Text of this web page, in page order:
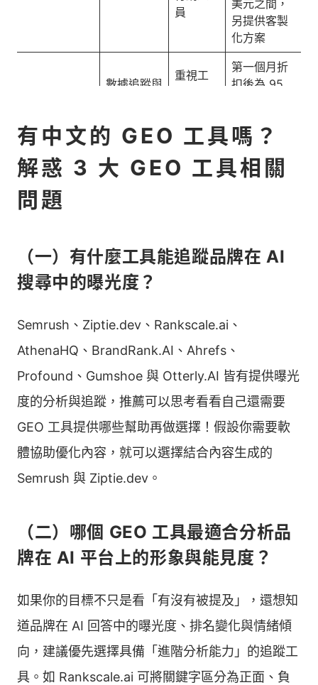
員
美元之間，
另提供客製
化方案
數據追蹤與
重視工
人員
第一個月折
扣後為 95
案
需能深
員
可免費試
用，付費版
1,499 美元
之間
BrandRank.AI
曝光度與聲
譽
的行銷
人員
諮詢
Ahrefs
提供中文市
場 SERP
研究、可開
啟
Mentions
Alerts 接
受通知
需要軟
體提供
中文的
行銷人
員
可免費試
用，付費版
依方案不同
定價為每月
129 至 449
Profound
數據追蹤、
追蹤 AI 搜
希望知
道群眾
需求與
品牌方
用，付費版
依方案不同
定價分為每
399 美元，
另有客製化
方案
模擬使用者
境假設
提供 3 次免
費版報告，
有中文的 GEO 工具嗎？
解惑 3 大 GEO 工具相關
問題
（一）有什麼工具能追蹤品牌在 AI
搜尋中的曝光度？
Semrush、Ziptie.dev、Rankscale.ai、
AthenaHQ、BrandRank.AI、Ahrefs、
Profound、Gumshoe 與 Otterly.AI 皆有提供曝光
度的分析與追蹤，推薦可以思考看看自己還需要
GEO 工具提供哪些幫助再做選擇！假設你需要軟
體協助優化內容，就可以選擇結合內容生成的
Semrush 與 Ziptie.dev。
（二）哪個 GEO 工具最適合分析品
牌在 AI 平台上的形象與能見度？
如果你的目標不只是看「有沒有被提及」，還想知
道品牌在 AI 回答中的曝光度、排名變化與情緒傾
向，建議優先選擇具備「進階分析能力」的追蹤工
具。如 Rankscale.ai 可將關鍵字區分為正面、負